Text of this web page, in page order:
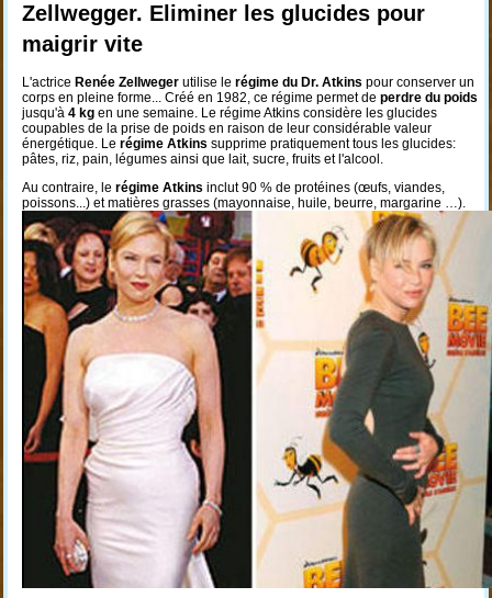
Zellwegger. Eliminer les glucides pour
maigrir vite
L'actrice Renée Zellwegerutilise le régime du Dr. Atkins pour conserver un
corps en pleine forme... Créé en 1982, ce régime permet de perdre du poids
jusqu'à 4 kg en une semaine. Le régime Atkins considère les glucides
coupables de la prise de poids en raison de leur considérable valeur
énergétique. Le régime Atkins supprime pratiquement tous les glucides:
pâtes, riz, pain, légumes ainsi que lait, sucre, fruits et l'alcool.
Au contraire, le régime Atkins inclut 90 % de protéines (œufs, viandes,
poissons...) et matières grasses (mayonnaise, huile, beurre, margarine …).